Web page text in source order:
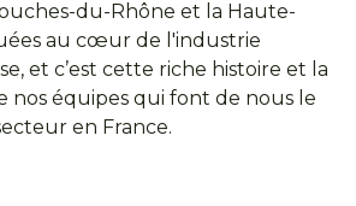
du-Rhône et la Haute-
au cœur de l'industrie
et c’est cette riche histoire et la
nos équipes qui font de nous le
en France.